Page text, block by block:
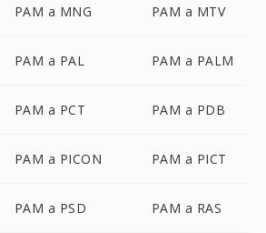
PAM a MNG PAM a MTV
PAM a PAL PAM a PALM
PAM a PCT PAM a PDB
PAM a PICON PAM a PICT
PAM a PSD PAM a RAS